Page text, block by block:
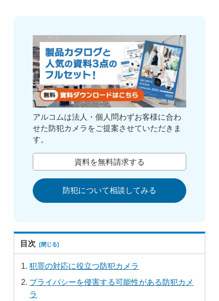
アルコムは法人・個人問わずお客様に合わ
せた防犯カメラをご提案させていただきま
す。
資料を無料請求する
防犯について相談してみる
目次
犯罪の対応に役立つ防犯カメラ
プライバシーを侵害する可能性がある防犯カメ
ラ